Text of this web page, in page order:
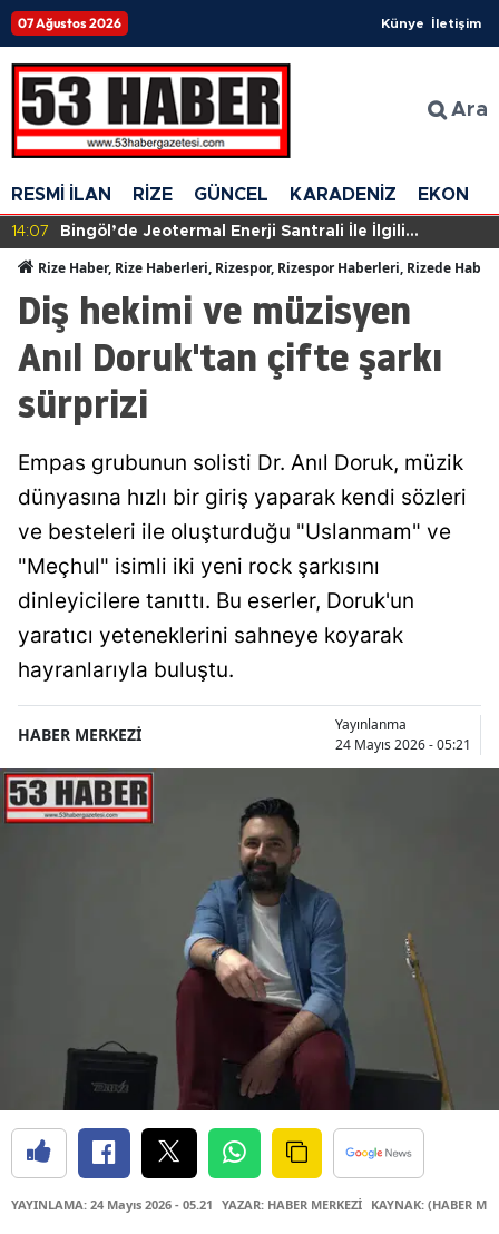
07 Ağustos 2026 Künye İletişim
Ara
RESMİ İLAN RİZE GÜNCEL KARADENİZ
14:07
Bingöl’de Jeotermal Enerji Santrali İle İlgili
Rize Haber, Rize Haberleri, Rizespor, Rizespor Haberleri, Rizede
Diş hekimi ve müzisyen
Anıl Doruk'tan çifte şarkı
sürprizi
Empas grubunun solisti Dr. Anıl Doruk, müzik
dünyasına hızlı bir giriş yaparak kendi sözleri
ve besteleri ile oluşturduğu "Uslanmam" ve
"Meçhul" isimli iki yeni rock şarkısını
dinleyicilere tanıttı. Bu eserler, Doruk'un
yaratıcı yeteneklerini sahneye koyarak
hayranlarıyla buluştu.
HABER MERKEZİ
Yayınlanma
24 Mayıs 2026 - 05:21
YAYINLAMA: 24 Mayıs 2026 - 05.21 YAZAR: HABER MERKEZİ KAYNAK: (HABER